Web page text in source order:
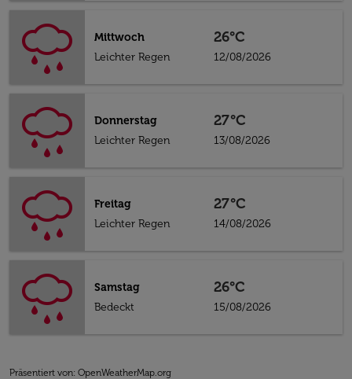
Mittwoch
Leichter Regen
26°C
12/08/2026
Donnerstag
Leichter Regen
27°C
13/08/2026
Freitag
Leichter Regen
27°C
14/08/2026
Samstag
Bedeckt
26°C
15/08/2026
Präsentiert von: OpenWeatherMap.org